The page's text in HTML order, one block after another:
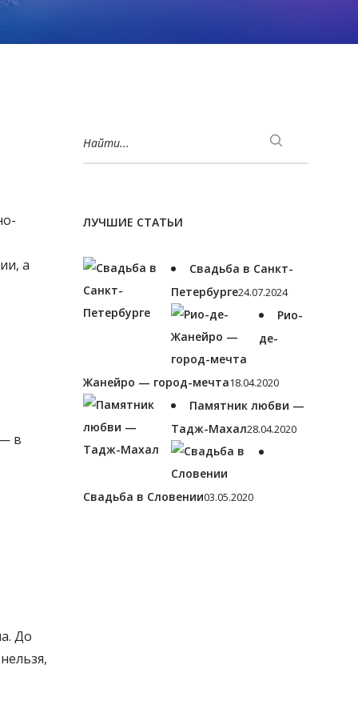
а
в
До
Найти...
ЛУЧШИЕ СТАТЬИ
Свадьба в Санкт-
Петербурге24.07.2024
Рио-
де-
Жанейро — город-мечта18.04.2020
Памятник любви —
Тадж-Махал28.04.2020
Свадьба в Словении03.05.2020